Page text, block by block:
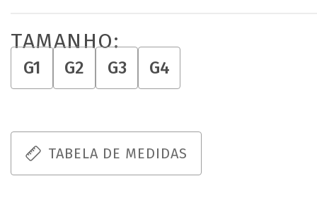
TAMANHO:
G1 G2 G3 G4
TABELA DE MEDIDAS